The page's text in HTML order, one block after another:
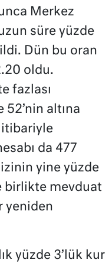
Merkez
süre yüzde
Dün bu oran
oldu.
fazlası
altına
itibariyle
da 477
yine yüzde
birlikte mevduat
yeniden
yüzde 3’lük kur